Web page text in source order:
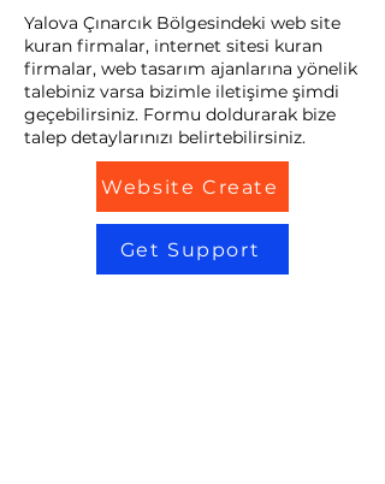
Yalova Çınarcık Bölgesindeki web site
kuran firmalar, internet sitesi kuran
firmalar, web tasarım ajanlarına yönelik
talebiniz varsa bizimle iletişime şimdi
geçebilirsiniz. Formu doldurarak bize
talep detaylarınızı belirtebilirsiniz.
Website Create
Get Support